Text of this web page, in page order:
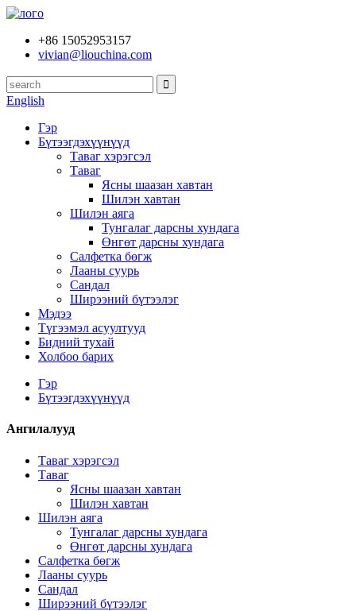
+86 15052953157
vivian@liouchina.com
English
Гэр
Бүтээгдэхүүнүүд
Таваг хэрэгсэл
Таваг
Ясны шаазан хавтан
Шилэн хавтан
Шилэн аяга
Тунгалаг дарсны хундага
Өнгөт дарсны хундага
Салфетка бөгж
Лааны суурь
Сандал
Ширээний бүтээлэг
Мэдээ
Түгээмэл асуултууд
Бидний тухай
Холбоо барих
Гэр
Бүтээгдэхүүнүүд
Ангилалууд
Таваг хэрэгсэл
Таваг
Ясны шаазан хавтан
Шилэн хавтан
Шилэн аяга
Тунгалаг дарсны хундага
Өнгөт дарсны хундага
Салфетка бөгж
Лааны суурь
Сандал
Ширээний бүтээлэг